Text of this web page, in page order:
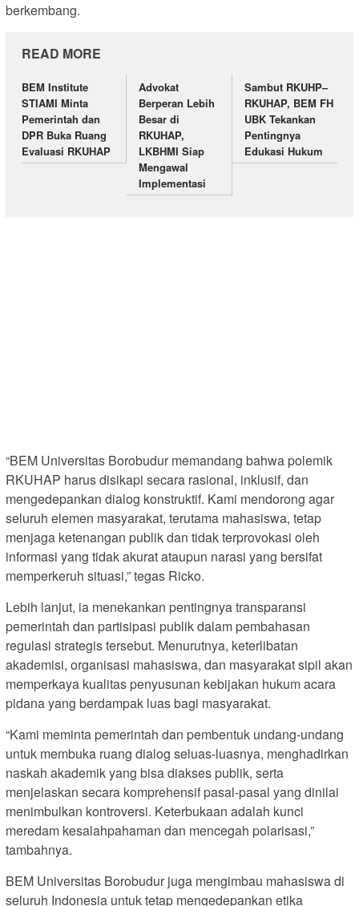
berkembang.
READ MORE
BEM Institute
STIAMI Minta
Pemerintah dan
DPR Buka Ruang
Evaluasi RKUHAP
Advokat
Berperan Lebih
Besar di
RKUHAP,
LKBHMI Siap
Mengawal
Implementasi
Sambut RKUHP–
RKUHAP, BEM FH
UBK Tekankan
Pentingnya
Edukasi Hukum
“BEM Universitas Borobudur memandang bahwa polemik
RKUHAP harus disikapi secara rasional, inklusif, dan
mengedepankan dialog konstruktif. Kami mendorong agar
seluruh elemen masyarakat, terutama mahasiswa, tetap
menjaga ketenangan publik dan tidak terprovokasi oleh
informasi yang tidak akurat ataupun narasi yang bersifat
memperkeruh situasi,” tegas Ricko.
Lebih lanjut, ia menekankan pentingnya transparansi
pemerintah dan partisipasi publik dalam pembahasan
regulasi strategis tersebut. Menurutnya, keterlibatan
akademisi, organisasi mahasiswa, dan masyarakat sipil akan
memperkaya kualitas penyusunan kebijakan hukum acara
pidana yang berdampak luas bagi masyarakat.
“Kami meminta pemerintah dan pembentuk undang-undang
untuk membuka ruang dialog seluas-luasnya, menghadirkan
naskah akademik yang bisa diakses publik, serta
menjelaskan secara komprehensif pasal-pasal yang dinilai
menimbulkan kontroversi. Keterbukaan adalah kunci
meredam kesalahpahaman dan mencegah polarisasi,”
tambahnya.
BEM Universitas Borobudur juga mengimbau mahasiswa di
seluruh Indonesia untuk tetap mengedepankan etika